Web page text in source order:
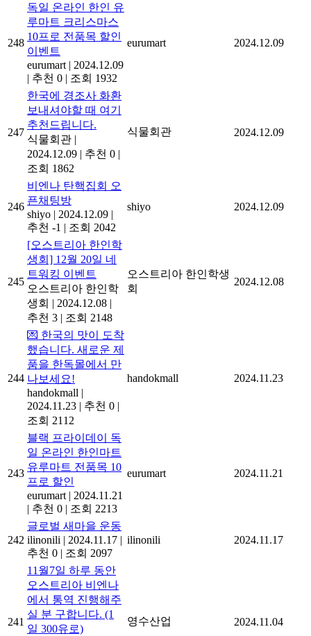
248
독일 온라인 한인 유
루마트 크리스마스
10프로 전품목 할인
이벤트
eurumart | 2024.12.09
| 추천 0 | 조회 1932
eurumart 2024.12.09
247
한국에 경조사 화환
보내셔야할 때 여기
추천드립니다.
식물회관 |
2024.12.09 | 추천 0 |
조회 1862
식물회관 2024.12.09
246
비엔나 탄핵집회 오
픈채팅방
shiyo | 2024.12.09 |
추천 -1 | 조회 2042
shiyo 2024.12.09
245
[오스트리아 한인학
생회] 12월 20일 네
트워킹 이벤트
오스트리아 한인학
생회 | 2024.12.08 |
추천 3 | 조회 2148
오스트리아 한인학생
회
2024.12.08
244
💌 한국의 맛이 도착
했습니다. 새로운 제
품을 한독몰에서 만
나보세요!
handokmall |
2024.11.23 | 추천 0 |
조회 2112
handokmall 2024.11.23
243
블랙 프라이데이 독
일 온라인 한인마트
유루마트 전품목 10
프로 할인
eurumart | 2024.11.21
| 추천 0 | 조회 2213
eurumart 2024.11.21
242
글로벌 새마을 운동
ilinonili | 2024.11.17 |
추천 0 | 조회 2097
ilinonili 2024.11.17
241
11월7일 하루 동안
오스트리아 비엔나
에서 통역 진행해주
실 분 구합니다. (1
일 300유로)
영수산업 2024.11.04